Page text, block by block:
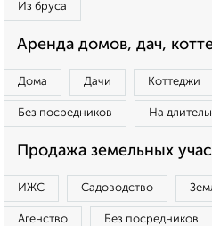
Из бруса
Аренда домов, дач,
Дома Дачи Коттеджи
Без посредников На
Продажа земельных
ИЖС Садоводство
Агенство Без посредников